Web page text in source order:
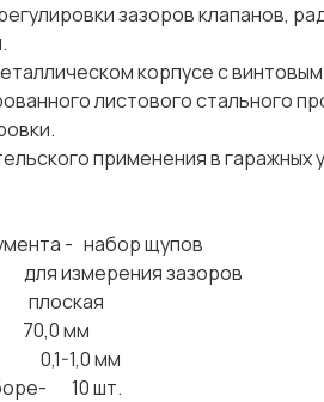
за­зо­ров клапанов,
корпусе с
ли­сто­во­го сталь­но­го
применения в гаражных
- набор щупов
зазоров
мм
0,1-1,0 мм
10 шт.